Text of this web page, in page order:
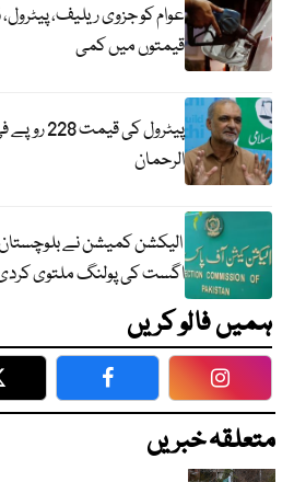
عوام کو جزوی ریلیف،
قیمتوں میں کمی
پیٹرول کی
الرحمان
اگست کی پولنگ ملتوی
ہمیں فالو کریں
Twitter Facebook
متعلقہ خبریں